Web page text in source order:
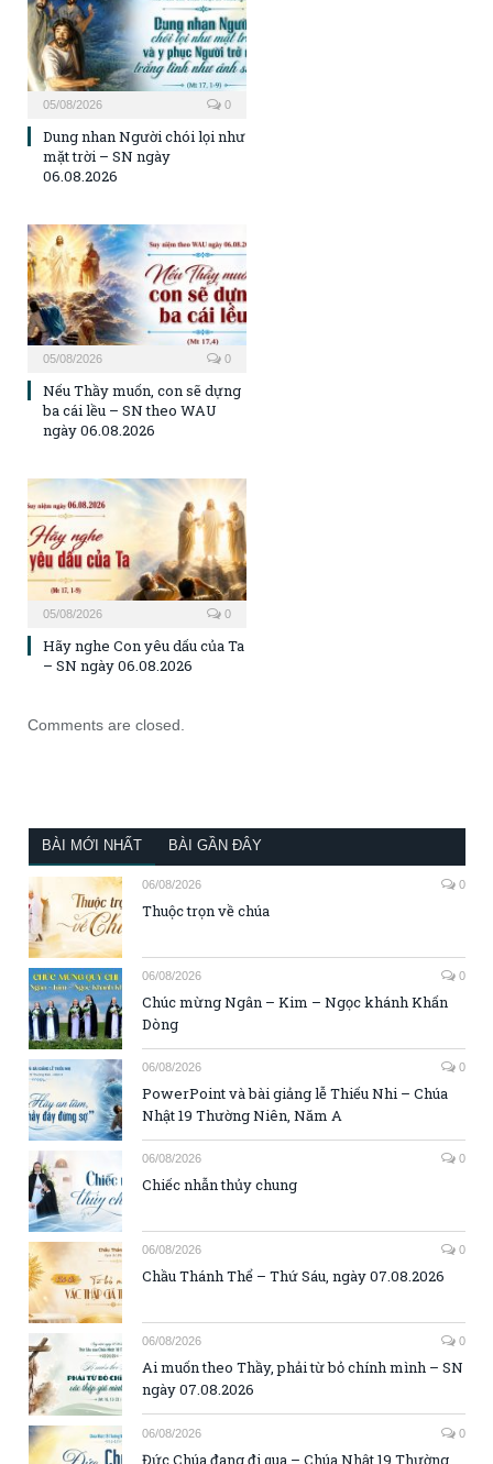
05/08/2026 0
Dung nhan Người chói lọi như
mặt trời – SN ngày
06.08.2026
05/08/2026 0
Nếu Thầy muốn, con sẽ dựng
ba cái lều – SN theo WAU
ngày 06.08.2026
05/08/2026 0
Hãy nghe Con yêu dấu của Ta
– SN ngày 06.08.2026
Comments are closed.
BÀI MỚI NHẤT BÀI GẦN ĐÂY
06/08/2026 0
Thuộc trọn về chúa
06/08/2026 0
Chúc mừng Ngân – Kim – Ngọc khánh Khấn
Dòng
06/08/2026 0
PowerPoint và bài giảng lễ Thiếu Nhi – Chúa
Nhật 19 Thường Niên, Năm A
06/08/2026 0
Chiếc nhẫn thủy chung
06/08/2026 0
Chầu Thánh Thể – Thứ Sáu, ngày 07.08.2026
06/08/2026 0
Ai muốn theo Thầy, phải từ bỏ chính mình – SN
ngày 07.08.2026
06/08/2026 0
Đức Chúa đang đi qua – Chúa Nhật 19 Thường